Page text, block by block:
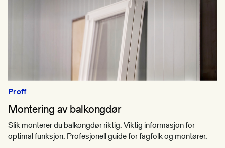
Proff
Montering av balkongdør
Slik monterer du balkongdør riktig. Viktig informasjon for
optimal funksjon. Profesjonell guide for fagfolk og montører.